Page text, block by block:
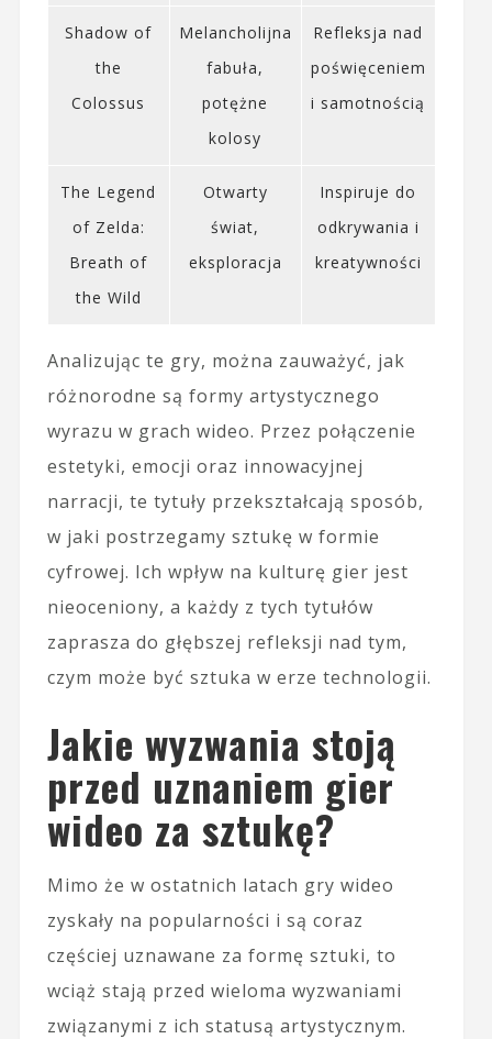
Shadow of
the
Colossus
Melancholijna
fabuła,
potężne
kolosy
Refleksja nad
poświęceniem
i samotnością
The Legend
of Zelda:
Breath of
the Wild
Otwarty
świat,
eksploracja
Inspiruje do
odkrywania i
kreatywności
Analizując te gry, można zauważyć, jak
różnorodne są formy artystycznego
wyrazu w grach wideo. Przez połączenie
estetyki, emocji oraz innowacyjnej
narracji, te tytuły przekształcają sposób,
w jaki postrzegamy sztukę w formie
cyfrowej. Ich wpływ na kulturę gier jest
nieoceniony, a każdy z tych tytułów
zaprasza do głębszej refleksji nad tym,
czym może być sztuka w erze technologii.
Jakie wyzwania stoją
przed uznaniem gier
wideo za sztukę?
Mimo że w ostatnich latach gry wideo
zyskały na popularności i są coraz
częściej uznawane za formę sztuki, to
wciąż stają przed wieloma wyzwaniami
związanymi z ich statusą artystycznym.